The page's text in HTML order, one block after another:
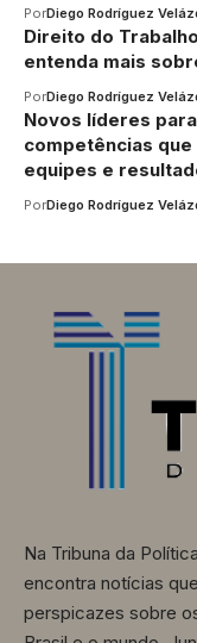
PorDiego Rodríguez
Direito do
entenda mais
PorDiego Rodríguez
Novos líderes
competências
equipes e
PorDiego Rodríguez
Na Tribuna da
encontra notícias
perspicazes sobre